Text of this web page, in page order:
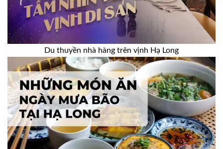
Du thuyền nhà hàng trên vịnh Hạ Long